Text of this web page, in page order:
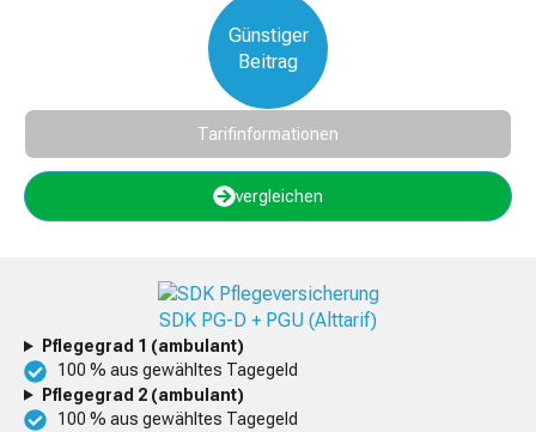
Günstiger
Beitrag
Tarifinformationen
vergleichen
SDK PG-D + PGU (Alttarif)
Pflegegrad 1 (ambulant)
100 % aus gewähltes Tagegeld
Pflegegrad 2 (ambulant)
100 % aus gewähltes Tagegeld